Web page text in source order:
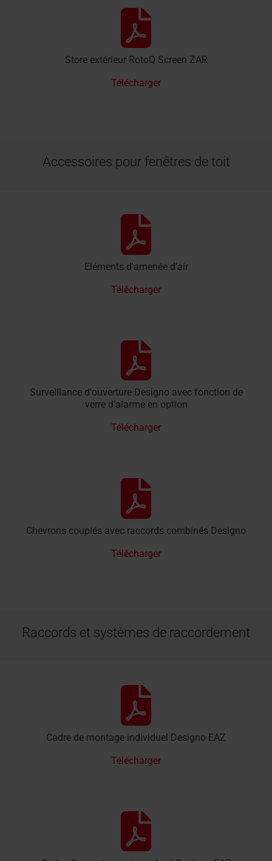
Store extérieur RotoQ Screen ZAR
Télécharger
Accessoires pour fenêtres de toit
Eléments d'amenée d'air
Télécharger
Surveillance d'ouverture Designo avec fonction de
verre d'alarme en option
Télécharger
Chevrons couplés avec raccords combinés Designo
Télécharger
Raccords et systèmes de raccordement
Cadre de montage individuel Designo EAZ
Télécharger